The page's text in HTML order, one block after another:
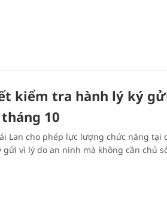
kiểm tra hành lý ký
10
Lan cho phép lực lượng chức năng tại
gửi vì lý do an ninh mà không cần chủ